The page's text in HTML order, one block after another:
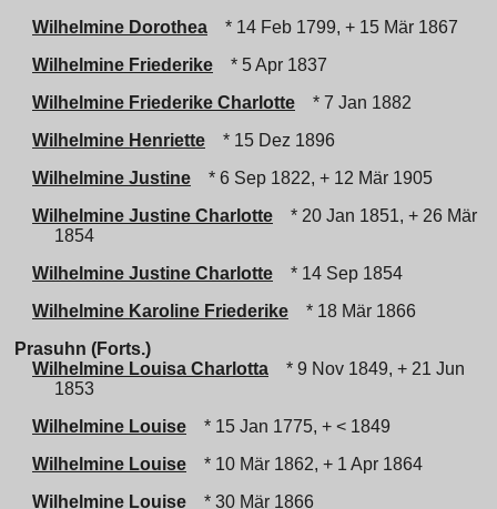
Wilhelmine Dorothea
* 14 Feb 1799, + 15 Mär 1867
Wilhelmine Friederike
* 5 Apr 1837
Wilhelmine Friederike Charlotte
* 7 Jan 1882
Wilhelmine Henriette
* 15 Dez 1896
Wilhelmine Justine
* 6 Sep 1822, + 12 Mär 1905
Wilhelmine Justine Charlotte
* 20 Jan 1851, + 26 Mär
1854
Wilhelmine Justine Charlotte
* 14 Sep 1854
Wilhelmine Karoline Friederike
* 18 Mär 1866
Prasuhn (Forts.)
Wilhelmine Louisa Charlotta
* 9 Nov 1849, + 21 Jun
1853
Wilhelmine Louise
* 15 Jan 1775, + < 1849
Wilhelmine Louise
* 10 Mär 1862, + 1 Apr 1864
Wilhelmine Louise
* 30 Mär 1866